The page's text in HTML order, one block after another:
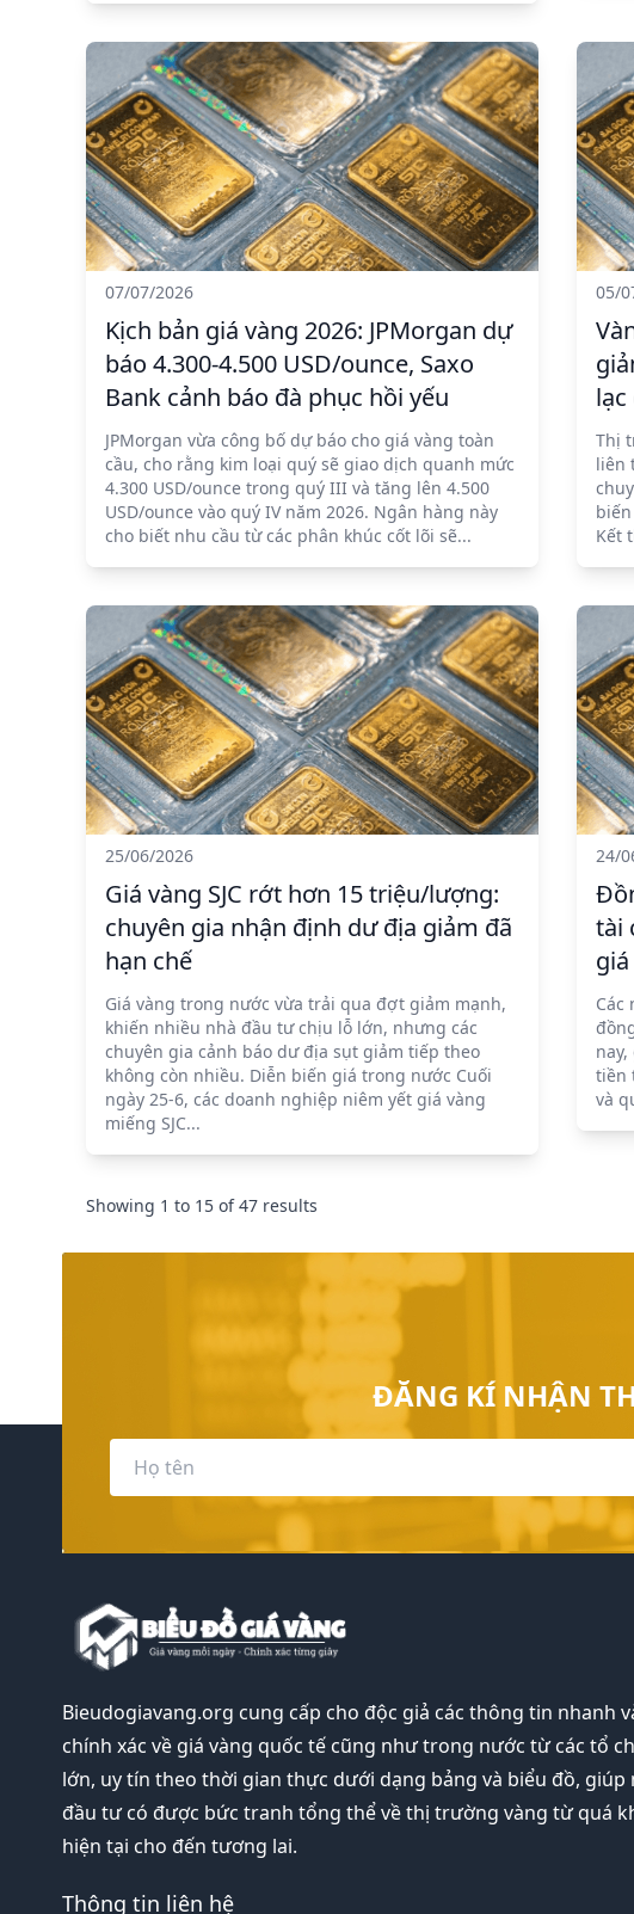
07/07/2026
Kịch bản giá vàng 2026: JPMorgan dự
báo 4.300-4.500 USD/ounce, Saxo
Bank cảnh báo đà phục hồi yếu
JPMorgan vừa công bố dự báo cho giá vàng toàn
cầu, cho rằng kim loại quý sẽ giao dịch quanh mức
4.300 USD/ounce trong quý III và tăng lên 4.500
USD/ounce vào quý IV năm 2026. Ngân hàng này
cho biết nhu cầu từ các phân khúc cốt lõi sẽ...
05/
Thị
liên
Kết
25/06/2026
Giá vàng SJC rớt hơn 15 triệu/lượng:
chuyên gia nhận định dư địa giảm đã
hạn chế
Giá vàng trong nước vừa trải qua đợt giảm mạnh,
khiến nhiều nhà đầu tư chịu lỗ lớn, nhưng các
chuyên gia cảnh báo dư địa sụt giảm tiếp theo
không còn nhiều. Diễn biến giá trong nước Cuối
ngày 25-6, các doanh nghiệp niêm yết giá vàng
miếng SJC...
24/
tài
Các
tiền
và
Showing 1 to 15 of47 results
ĐĂNG KÍ NHẬN
Bieudogiavang.org cung cấp cho độc giả các thông tin nhanh
chính xác về giá vàng quốc tế cũng như trong nước từ các tổ
lớn, uy tín theo thời gian thực dưới dạng bảng và biểu đồ, giúp
đầu tư có được bức tranh tổng thể về thị trường vàng từ quá
hiện tại cho đến tương lai.
Thông tin liên hệ